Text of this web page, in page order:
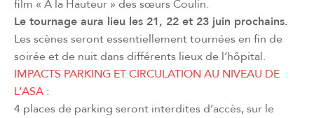
film « A la Hauteur » des sœurs Coulin.
Le tournage aura lieu les 21, 22 et 23 juin prochains.
Les scènes seront essentiellement tournées en fin de
soirée et de nuit dans différents lieux de l’hôpital.
IMPACTS PARKING ET CIRCULATION AU NIVEAU DE
L’ASA :
4 places de parking seront interdites d’accès, sur le